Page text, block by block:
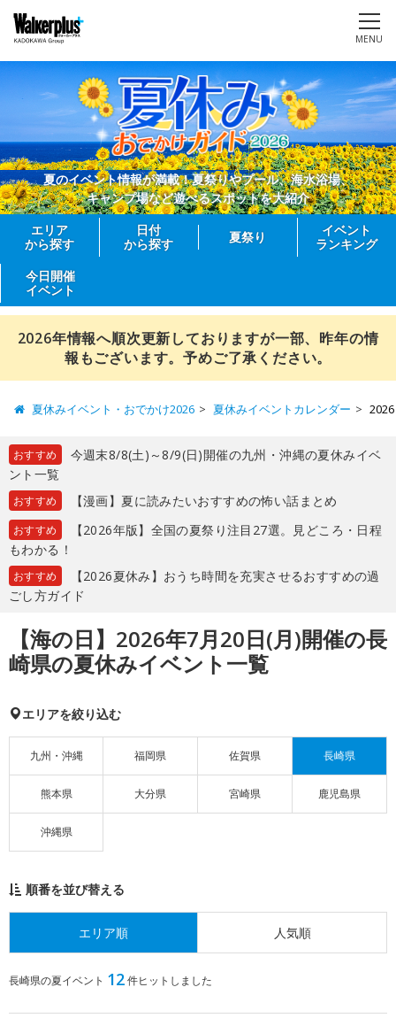
MENU
夏のイベント情報が満載！夏祭りやプール、海水浴場、
キャンプ場など遊べるスポットを大紹介
エリア
から探す
日付
から探す
夏祭り
イベント
ランキング
今日開催
イベント
2026年情報へ順次更新しておりますが一部、昨年の情
報もございます。予めご了承ください。
夏休みイベント・おでかけ2026 夏休みイベントカレンダー
おすすめ
今週末8/8(土)～8/9(日)開催の九州・沖縄の夏休みイベ
ント一覧
おすすめ 【漫画】夏に読みたいおすすめの怖い話まとめ
おすすめ
【2026年版】全国の夏祭り注目27選。見どころ・日程
もわかる！
おすすめ
【2026夏休み】おうち時間を充実させるおすすめの過
ごし方ガイド
【海の日】2026年7月20日(月)開催の長
崎県の夏休みイベント一覧
エリアを絞り込む
九州・沖縄 福岡県 佐賀県 長崎県
熊本県 大分県 宮崎県 鹿児島県
沖縄県
順番を並び替える
エリア順 人気順
長崎県の夏イベント 12件ヒットしました